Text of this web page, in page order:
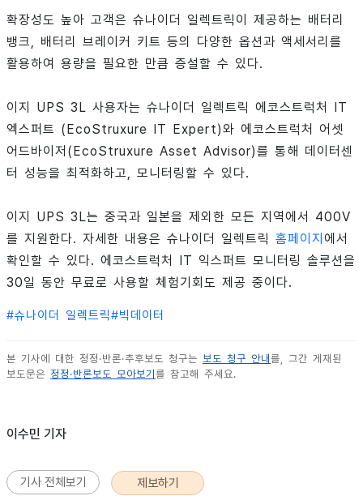
확장성도 높아 고객은 슈나이더 일렉트릭이 제공하는 배터리
뱅크, 배터리 브레이커 키트 등의 다양한 옵션과 액세서리를
활용하여 용량을 필요한 만큼 증설할 수 있다.
이지 UPS 3L 사용자는 슈나이더 일렉트릭 에코스트럭처 IT
엑스퍼트 (EcoStruxure IT Expert)와 에코스트럭처 어셋
어드바이저(EcoStruxure Asset Advisor)를 통해 데이터센
터 성능을 최적화하고, 모니터링할 수 있다.
이지 UPS 3L는 중국과 일본을 제외한 모든 지역에서 400V
를 지원한다. 자세한 내용은 슈나이더 일렉트릭 홈페이지에서
확인할 수 있다. 에코스트럭처 IT 익스퍼트 모니터링 솔루션을
30일 동안 무료로 사용할 체험기회도 제공 중이다.
#슈나이더 일렉트릭#빅데이터
본 기사에 대한 정정·반론·추후보도 청구는 보도 청구 안내 를, 그간 게재된
보도문은 정정·반론보도 모아보기 를 참고해 주세요.
이수민 기자
기사 전체보기 제보하기